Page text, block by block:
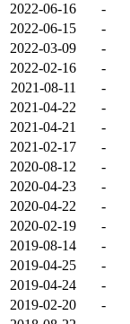
2022-06-16
-
2022-06-15
-
2022-03-09
-
2022-02-16
-
2021-08-11
-
2021-04-22
-
2021-04-21
-
2021-02-17
-
2020-08-12
-
2020-04-23
-
2020-04-22
-
2020-02-19
-
2019-08-14
-
2019-04-25
-
2019-04-24
-
2019-02-20
-